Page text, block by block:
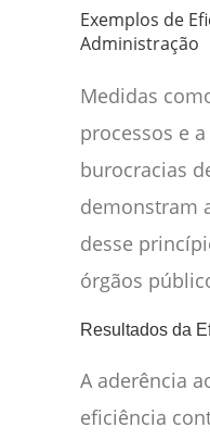
Exemplos de
Administração
Medidas
processos e
burocracias
demonstram
desse
órgãos
Resultados da
A aderência
eficiência